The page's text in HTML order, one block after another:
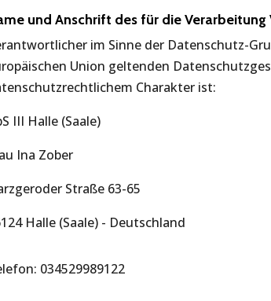
und Anschrift des für die
im Sinne der Datenschutz-
Union geltenden
Charakter ist:
III Halle (Saale)
Ina Zober
Straße 63-65
Halle (Saale) - Deutschland
034529989122